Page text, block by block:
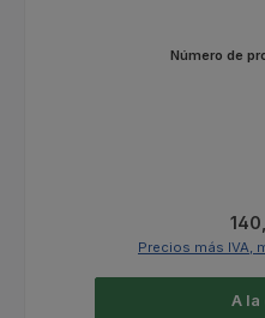
Número de
Precios más IVA,
A la